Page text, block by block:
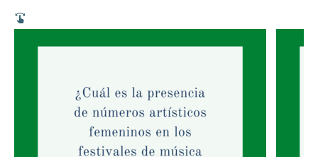
FACULTAD
Académicas/os